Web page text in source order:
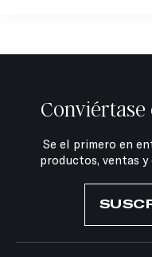
Se el primero en
productos, ventas y